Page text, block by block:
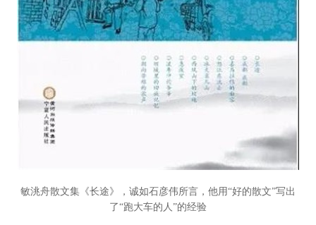
敏洮舟散文集《长途》，诚如石彦伟所言，他用“好的散文”写出
了“跑大车的人”的经验